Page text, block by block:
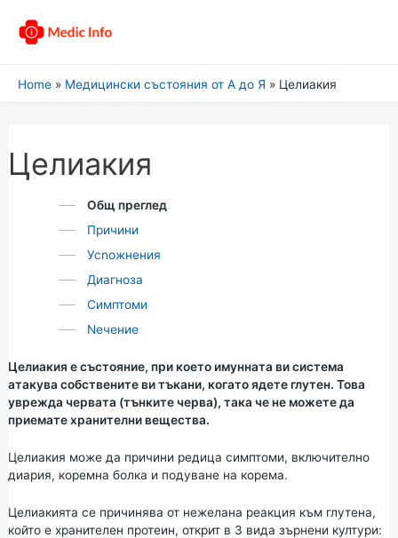
Home Медицински състояния от А до Я Целиакия
Целиакия
Общ преглед
Причини
Усnожнения
Диагноза
Симптоми
Nечение
Целиакия е състояние, при което имунната ви система
атакува собствените ви тъкани, когато ядете глутен. Това
уврежда червата (тънките черва), така че не можете да
приемате хранителни вещества.
Целиакия може да причини редица симптоми, включително
диария, коремна болка и подуване на корема.
Целиакията се причинява от нежелана реакция към глутена,
който е хранителен протеин, открит в 3 вида зърнени култури: